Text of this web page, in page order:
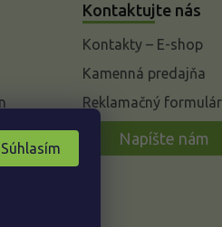
Súhlasím
Kontaktujte nás
Kontakty – E-shop
Kamenná predajňa
Reklamačný formulár
Napíšte nám